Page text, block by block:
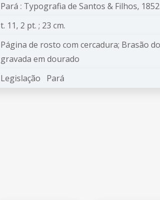
Pará : Typografia de Santos & Filhos, 1852.
t. 11, 2 pt. ; 23 cm.
Página de rosto com cercadura; Brasão
gravada em dourado
Legislação Pará